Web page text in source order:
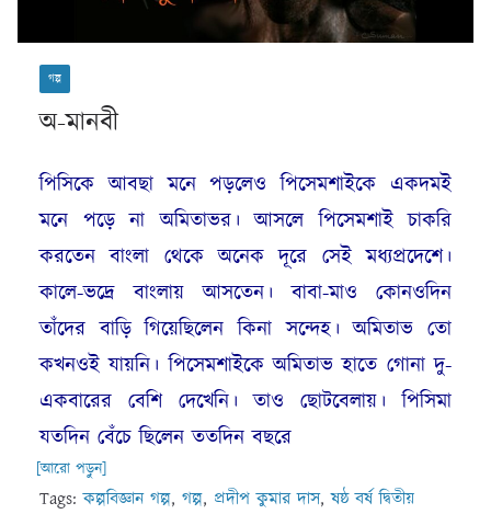
গল্প
অ-মানবী
পিসিকে আবছা মনে পড়লেও পিসেমশাইকে একদমই
মনে পড়ে না অমিতাভর। আসলে পিসেমশাই চাকরি
করতেন বাংলা থেকে অনেক দূরে সেই মধ্যপ্রদেশে।
কালে-ভদ্রে বাংলায় আসতেন। বাবা-মাও কোনওদিন
তাঁদের বাড়ি গিয়েছিলেন কিনা সন্দেহ। অমিতাভ তো
কখনওই যায়নি। পিসেমশাইকে অমিতাভ হাতে গোনা দু-
একবারের বেশি দেখেনি। তাও ছোটবেলায়। পিসিমা
যতদিন বেঁচে ছিলেন ততদিন বছরে
[আরো পড়ুন]
Tags:কল্পবিজ্ঞান গল্প, গল্প, প্রদীপ কুমার দাস,ষষ্ঠ বর্ষ দ্বিতীয়